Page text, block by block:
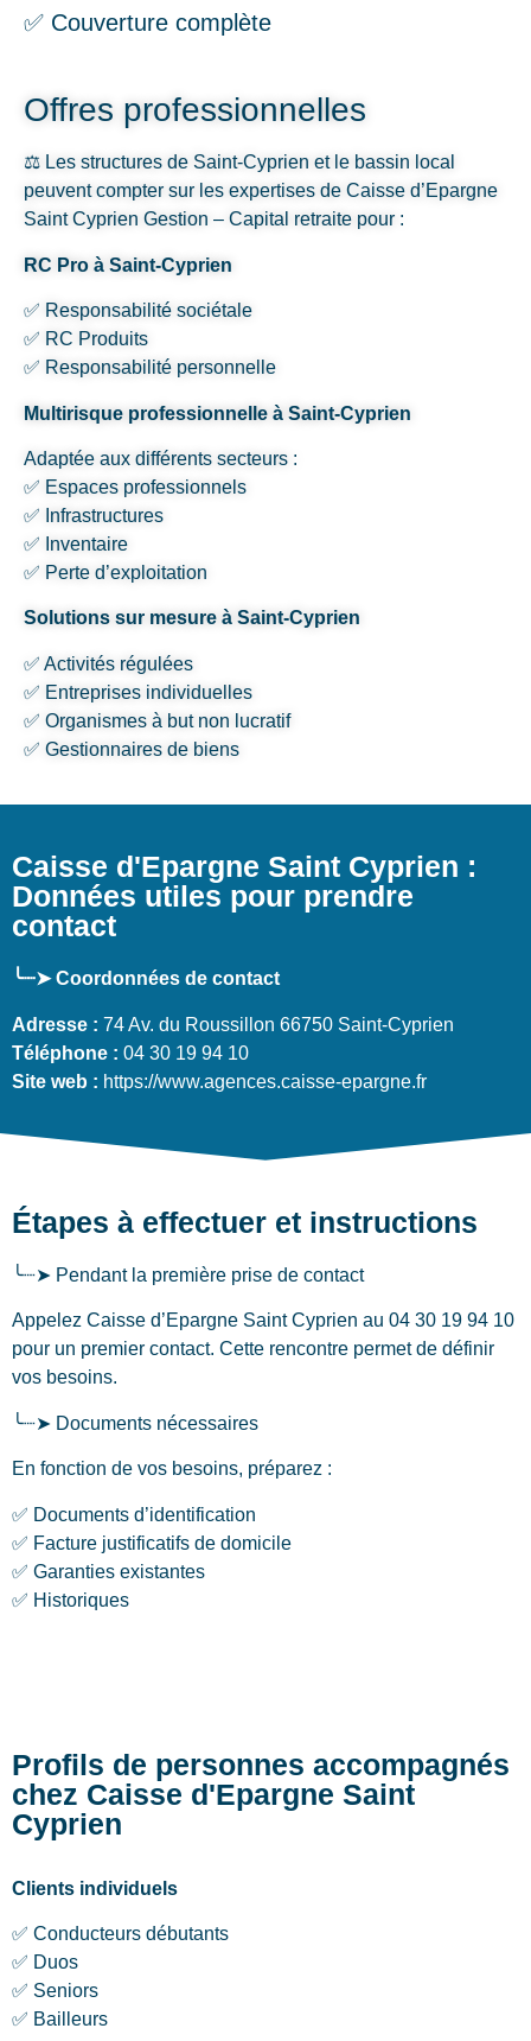
✅ Couverture complète
Offres professionnelles
⚖️ Les structures de Saint-Cyprien et le bassin local
peuvent compter sur les expertises de Caisse d’Epargne
Saint Cyprien Gestion – Capital retraite pour :
RC Pro à Saint-Cyprien
✅ Responsabilité sociétale
✅ RC Produits
✅ Responsabilité personnelle
Multirisque professionnelle à Saint-Cyprien
Adaptée aux différents secteurs :
✅ Espaces professionnels
✅ Infrastructures
✅ Inventaire
✅ Perte d’exploitation
Solutions sur mesure à Saint-Cyprien
✅ Activités régulées
✅ Entreprises individuelles
✅ Organismes à but non lucratif
✅ Gestionnaires de biens
Caisse d'Epargne Saint Cyprien :
Données utiles pour prendre
contact
╰┈➤ Coordonnées de contact
Adresse : 74 Av. du Roussillon 66750 Saint-Cyprien
Téléphone : 04 30 19 94 10
Site web : https://www.agences.caisse-epargne.fr
Étapes à effectuer et instructions
╰┈➤ Pendant la première prise de contact
Appelez Caisse d’Epargne Saint Cyprien au 04 30 19 94 10
pour un premier contact. Cette rencontre permet de définir
vos besoins.
╰┈➤ Documents nécessaires
En fonction de vos besoins, préparez :
✅ Documents d’identification
✅ Facture justificatifs de domicile
✅ Garanties existantes
✅ Historiques
Profils de personnes accompagnés
chez Caisse d'Epargne Saint
Cyprien
Clients individuels
✅ Conducteurs débutants
✅ Duos
✅ Seniors
✅ Bailleurs